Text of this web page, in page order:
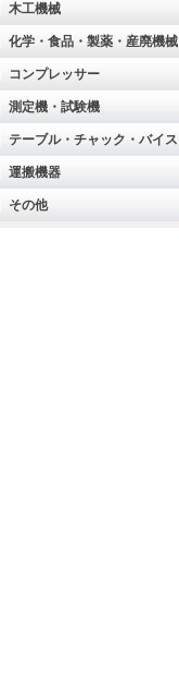
木工機械
化学・食品・製薬・産廃機械
コンプレッサー
測定機・試験機
テーブル・チャック・バイス
運搬機器
その他